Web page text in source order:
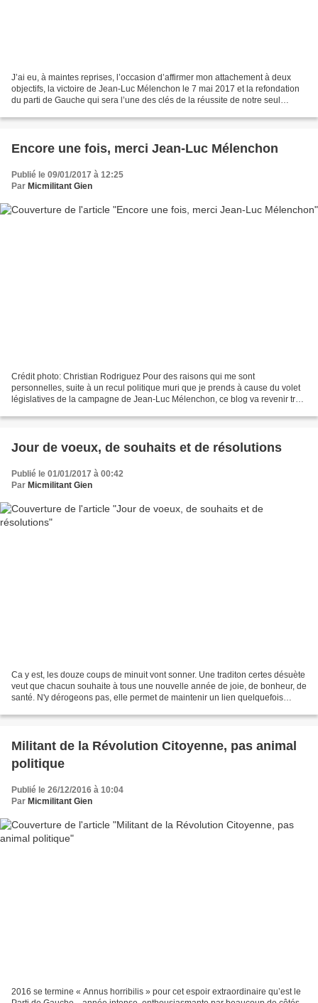
J’ai eu, à maintes reprises, l’occasion d’affirmer mon attachement à deux
objectifs, la victoire de Jean-Luc Mélenchon le 7 mai 2017 et la refondation
du parti de Gauche qui sera l’une des clés de la réussite de notre seul
Encore une fois, merci Jean-Luc Mélenchon
Publié le 09/01/2017 à 12:25
Par Micmilitant Gien
Crédit photo: Christian Rodriguez Pour des raisons qui me sont
personnelles, suite à un recul politique muri que je prends à cause du volet
législatives de la campagne de Jean-Luc Mélenchon, ce blog va revenir très
Jour de voeux, de souhaits et de résolutions
Publié le 01/01/2017 à 00:42
Par Micmilitant Gien
Ca y est, les douze coups de minuit vont sonner. Une traditon certes désuète
veut que chacun souhaite à tous une nouvelle année de joie, de bonheur, de
santé. N'y dérogeons pas, elle permet de maintenir un lien quelquefois
Militant de la Révolution Citoyenne, pas animal
politique
Publié le 26/12/2016 à 10:04
Par Micmilitant Gien
2016 se termine « Annus horribilis » pour cet espoir extraordinaire qu’est le